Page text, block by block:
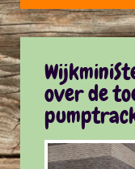
over de